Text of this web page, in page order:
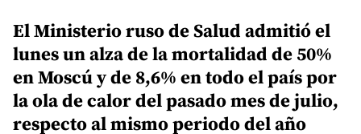
El Ministerio ruso de Salud admitió el
lunes un alza de la mortalidad de 50%
en Moscú y de 8,6% en todo el país por
la ola de calor del pasado mes de julio,
respecto al mismo periodo del año